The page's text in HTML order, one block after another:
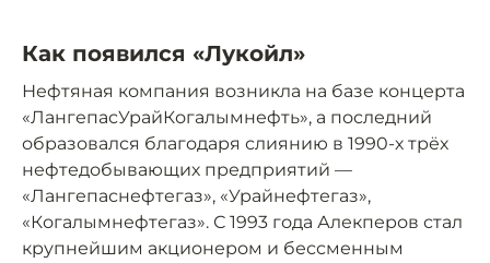
Как появился «Лукойл»
Нефтяная компания возникла на базе концерта
«ЛангепасУрайКогалымнефть», а последний
образовался благодаря слиянию в 1990-х трёх
нефтедобывающих предприятий —
«Лангепаснефтегаз», «Урайнефтегаз»,
«Когалымнефтегаз». С 1993 года Алекперов стал
крупнейшим акционером и бессменным